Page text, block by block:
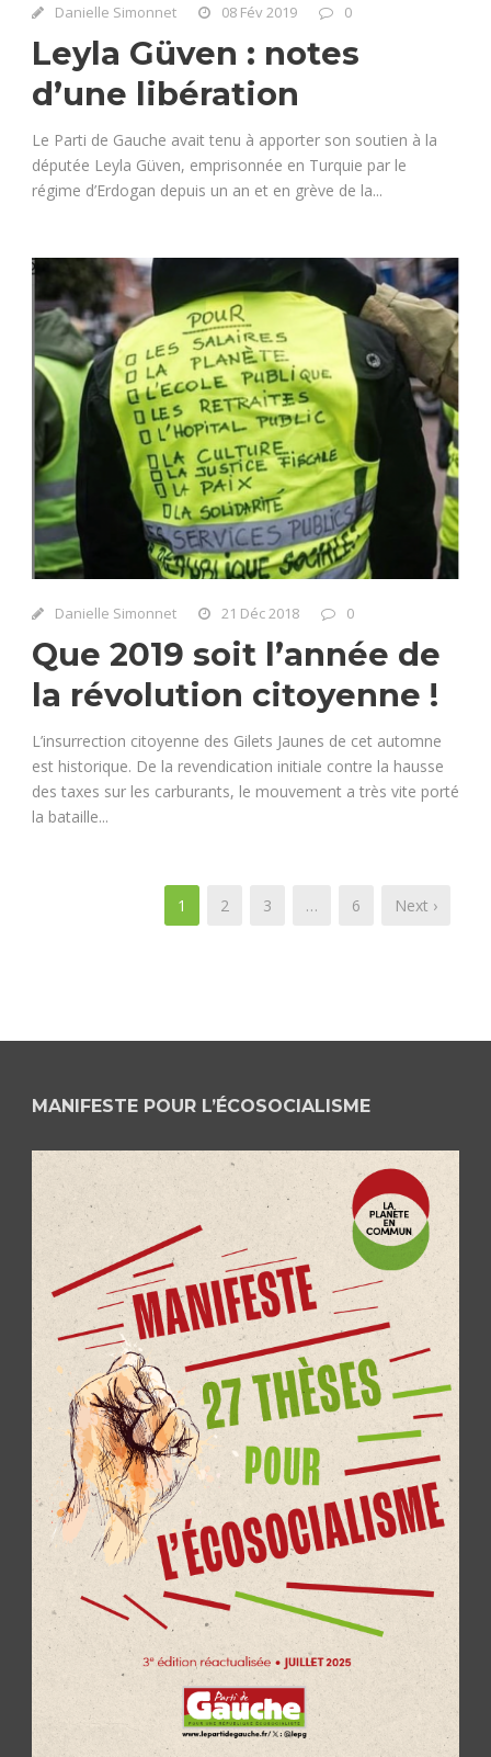
Danielle Simonnet 08 Fév 2019 0
Leyla Güven : notes
d’une libération
Le Parti de Gauche avait tenu à apporter son soutien à la
députée Leyla Güven, emprisonnée en Turquie par le
régime d’Erdogan depuis un an et en grève de la...
Danielle Simonnet 21 Déc 2018 0
Que 2019 soit l’année de
la révolution citoyenne !
L’insurrection citoyenne des Gilets Jaunes de cet automne
est historique. De la revendication initiale contre la hausse
des taxes sur les carburants, le mouvement a très vite porté
la bataille...
1 2 3 … 6 Next ›
MANIFESTE POUR L’ÉCOSOCIALISME